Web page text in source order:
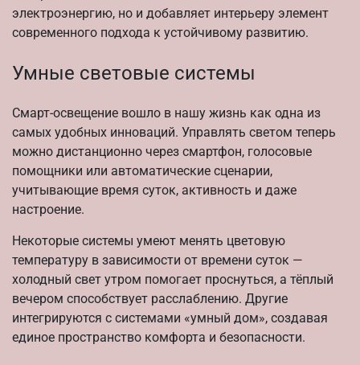
электроэнергию, но и добавляет интерьеру элемент
современного подхода к устойчивому развитию.
Умные световые системы
Смарт-освещение вошло в нашу жизнь как одна из
самых удобных инноваций. Управлять светом теперь
можно дистанционно через смартфон, голосовые
помощники или автоматические сценарии,
учитывающие время суток, активность и даже
настроение.
Некоторые системы умеют менять цветовую
температуру в зависимости от времени суток —
холодный свет утром помогает проснуться, а тёплый
вечером способствует расслаблению. Другие
интегрируются с системами «умный дом», создавая
единое пространство комфорта и безопасности.